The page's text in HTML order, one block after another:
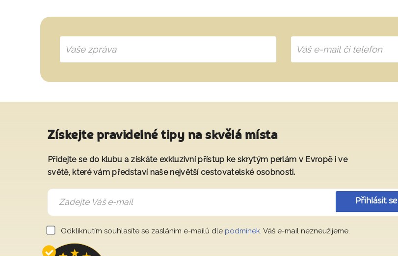
Získejte pravidelné tipy na skvělá místa
Přidejte se do klubu a získáte exkluzivní přístup ke skrytým perlám v Evropě i ve
světě, které vám představí naše největší cestovatelské osobnosti.
Přihlásit se
Odkliknutím souhlasíte se zasláním e-mailů dle podmínek. Váš e-mail nezneužijeme.